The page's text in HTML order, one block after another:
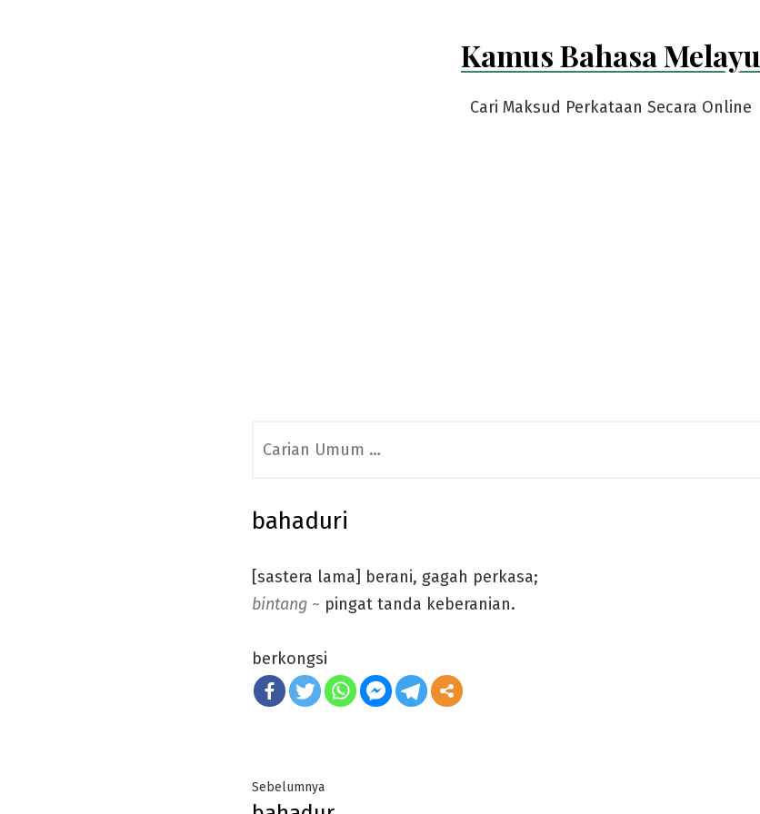
Kamus Bahasa Melayu
Cari Maksud Perkataan Secara Online
for:
bahaduri
[sastera lama] berani, gagah perkasa;
bintang ~ pingat tanda keberanian.
berkongsi
Post
SebelumnyaPrevious